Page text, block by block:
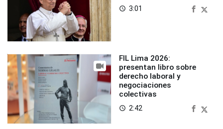
access_time 3:01
FIL Lima 2026:
presentan libro sobre
derecho laboral y
negociaciones
colectivas
access_time 2:42